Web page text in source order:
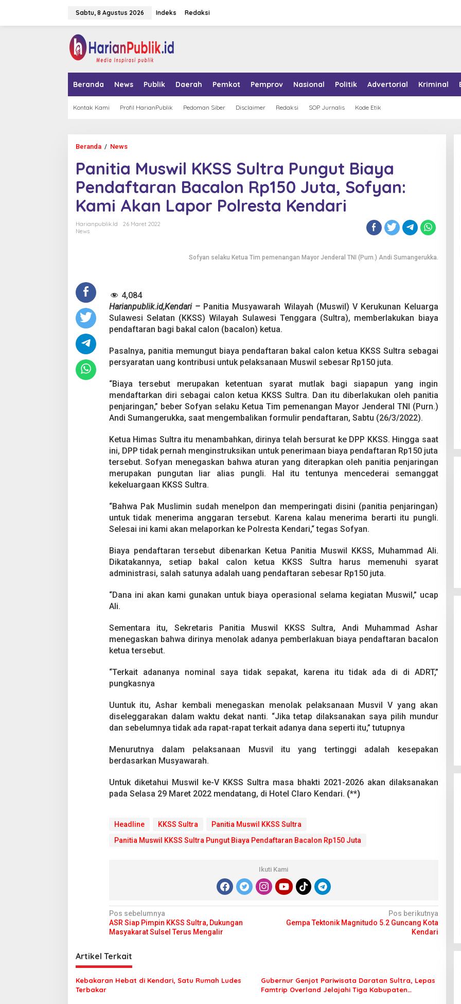
Sabtu, 8 Agustus 2026 Indeks Redaksi
Beranda News Publik Daerah Pemkot Pemprov Nasional Politik Advertorial Kriminal
Kontak Kami Profil HarianPublik Pedoman Siber Disclaimer Redaksi SOP Jurnalis Kode Etik
Beranda / News
n
i
t
i
a
M
u
S
S
l
t
a
P
u
g
u
t
B
y
a
P
e
n
d
f
t
a
n
B
a
a
R
p
1
J
u
a
S
o
y
a
K
a
A
a
P
o
l
r
s
K
Panitia Muswil KKSS Sultra Pungut Biaya
Pendaftaran Bacalon Rp150 Juta, Sofyan:
Kami Akan Lapor Polresta Kendari
Harianpublik.id
26 Maret 2022
News
Sofyan selaku Ketua Tim pemenangan Mayor Jenderal TNI (Purn.) Andi Sumangerukka.
4,084
Harianpublik.id,Kendari –Panitia Musyawarah Wilayah (Muswil) V Kerukunan Keluarga
Sulawesi Selatan (KKSS) Wilayah Sulawesi Tenggara (Sultra), memberlakukan biaya
pendaftaran bagi bakal calon (bacalon) ketua.
Pasalnya, panitia memungut biaya pendaftaran bakal calon ketua KKSS Sultra sebagai
persyaratan uang kontribusi untuk pelaksanaan Muswil sebesar Rp150 juta.
“Biaya tersebut merupakan ketentuan syarat mutlak bagi siapapun yang ingin
mendaftarkan diri sebagai calon ketua KKSS Sultra. Dan itu diberlakukan oleh panitia
penjaringan,” beber Sofyan selaku Ketua Tim pemenangan Mayor Jenderal TNI (Purn.)
Andi Sumangerukka, saat mengembalikan formulir pendaftaran, Sabtu (26/3/2022).
Ketua Himas Sultra itu menambahkan, dirinya telah bersurat ke DPP KKSS. Hingga saat
ini, DPP tidak pernah menginstruksikan untuk penerimaan biaya pendaftaran Rp150 juta
tersebut. Sofyan menegaskan bahwa aturan yang diterapkan oleh panitia penjaringan
merupakan pungutan liar alias pungli. Hal itu tentunya mencederai semanggat
kekeluargaan KKSS Sultra.
“Bahwa Pak Muslimin sudah menelpon dan memperingati disini (panitia penjaringan)
untuk tidak menerima anggaran tersebut. Karena kalau menerima berarti itu pungli.
Selesai ini kami akan melaporkan ke Polresta Kendari,“ tegas Sofyan.
Biaya pendaftaran tersebut dibenarkan Ketua Panitia Muswil KKSS, Muhammad Ali.
Dikatakannya, setiap bakal calon ketua KKSS Sultra harus memenuhi syarat
administrasi, salah satunya adalah uang pendaftaran sebesar Rp150 juta.
“Dana ini akan kami gunakan untuk biaya operasional selama kegiatan Muswil,” ucap
Ali.
Sementara itu, Sekretaris Panitia Muswil KKSS Sultra, Andi Muhammad Ashar
menegaskan bahwa dirinya menolak adanya pemberlakuan biaya pendaftaran bacalon
ketua tersebut.
“Terkait adananya nominal saya tidak sepakat, karena itu tidak ada di di ADRT,”
pungkasnya
Uuntuk itu, Ashar kembali menegaskan menolak pelaksanaan Musvil V yang akan
diseleggarakan dalam waktu dekat nanti. “Jika tetap dilaksanakan saya pilih mundur
dan sebelumnya tidak ada rapat-rapat terkait adanya dana seperti itu,” tutupnya
Menurutnya dalam pelaksanaan Musvil itu yang tertinggi adalah kesepakan
berdasarkan Musyawarah.
Untuk diketahui Muswil ke-V KKSS Sultra masa bhakti 2021-2026 akan dilaksanakan
pada Selasa 29 Maret 2022 mendatang, di Hotel Claro Kendari. (**)
Headline KKSS Sultra
Panitia Muswil KKSS Sultra
Panitia Muswil KKSS Sultra Pungut Biaya Pendaftaran Bacalon Rp150 Juta
Ikuti Kami
N
a
i
g
a
Pos sebelumnya
ASR Siap Pimpin KKSS Sultra, Dukungan
Masyakarat Sulsel Terus Mengalir
Pos berikutnya
Gempa Tektonik Magnitudo 5.2 Guncang Kota
Kendari
Artikel Terkait
Kebakaran Hebat di Kendari, Satu Rumah Ludes
Terbakar
Gubernur Genjot Pariwisata Daratan Sultra, Lepas
Famtrip Overland Jelajahi Tiga Kabupaten
Pesta Pernikahan Berakhir
Mencekam, Mahasiswa Ditikam
Badik Usai Cekcok saat Pesta
Miras
Di Kriminal